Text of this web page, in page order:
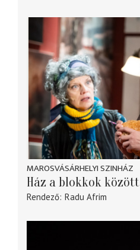
MAROSVÁSÁRHELYI SZINHÁZ
Ház a blokkok között
Rendező Radu Afrim